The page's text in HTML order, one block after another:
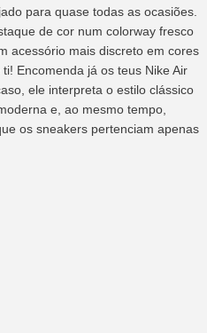
para quase todas as ocasiões.
de cor num colorway fresco
acessório mais discreto em cores
Encomenda já os teus Nike Air
ele interpreta o estilo clássico
e, ao mesmo tempo,
os sneakers pertenciam apenas